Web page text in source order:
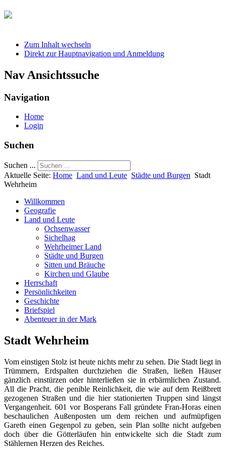
Zum Inhalt wechseln
Direkt zur Hauptnavigation und Anmeldung
Nav Ansichtssuche
Navigation
Home
Login
Suchen
Suchen ...
Aktuelle Seite: Home Land und Leute Städte und Burgen Stadt
Wehrheim
Willkommen
Geografie
Land und Leute
Ochsenwasser
Sichelhag
Wehrheimer Land
Städte und Burgen
Sitten und Bräuche
Kirchen und Glaube
Herrschaft
Persönlichkeiten
Geschichte
Briefspiel
Abenteuer in der Mark
Stadt Wehrheim
Vom einstigen Stolz ist heute nichts mehr zu sehen. Die Stadt liegt in
Trümmern, Erdspalten durchziehen die Straßen, ließen Häuser
gänzlich einstürzen oder hinterließen sie in erbärmlichen Zustand.
All die Pracht, die penible Reinlichkeit, die wie auf dem Reißbrett
gezogenen Straßen und die hier stationierten Truppen sind längst
Vergangenheit. 601 vor Bosperans Fall gründete Fran-Horas einen
beschaulichen Außenposten um dem reichen und aufmüpfigen
Gareth einen Gegenpol zu geben, sein Plan sollte nicht aufgeben
doch über die Götterläufen hin entwickelte sich die Stadt zum
Stählernen Herzen des Reiches.